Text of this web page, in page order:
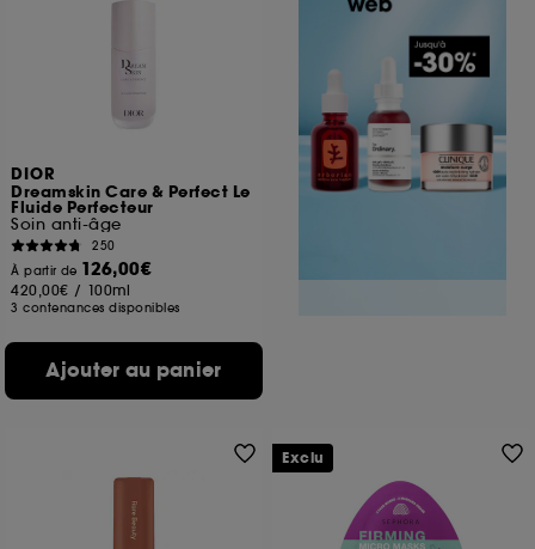
DIOR
Dreamskin Care & Perfect Le
Fluide Perfecteur
Soin anti-âge
250
À partir de 126,00€
420,00€ / 100ml
3 contenances disponibles
Ajouter au panier
Exclu